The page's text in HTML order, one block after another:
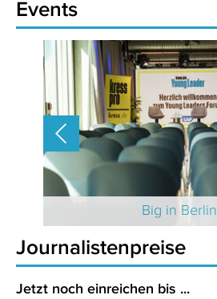
Events
Big in Berlin
Journalistenpreise
Jetzt noch einreichen bis ...